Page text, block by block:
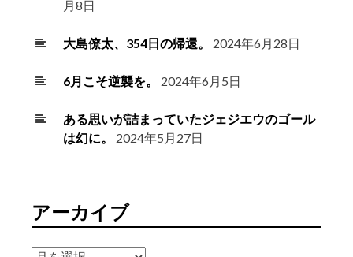
月8日
大島僚太、354日の帰還。 2024年6月28日
6月こそ逆襲を。 2024年6月5日
ある思いが詰まっていたジェジエウのゴール
は幻に。
2024年5月27日
アーカイブ